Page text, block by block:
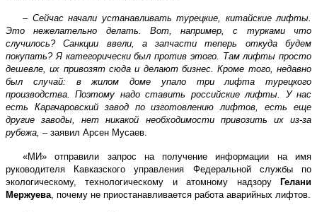
– Сейчас начали устанавливать турецкие, китайские лифты.
Это нежелательно делать. Вот, например, с турками что
случилось? Санкции ввели, а запчасти теперь откуда будем
покупать? Я категорически был против этого. Там лифты просто
дешевле, их привозят сюда и делают бизнес. Кроме того, недавно
был случай: в жилом доме упало три лифта турецкого
производства. Поэтому надо ставить российские лифты. У нас
есть Карачаровский завод по изготовлению лифтов, есть еще
другие заводы, нет никакой необходимости привозить их из-за
рубежа, – заявил Арсен Мусаев.
«МИ» отправили запрос на получение информации на имя
руководителя Кавказского управления Федеральной службы по
экологическому, технологическому и атомному надзору
Гелани
Мержуева , почему не приостанавливается работа аварийных лифтов.